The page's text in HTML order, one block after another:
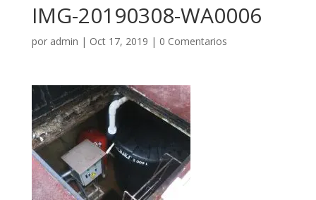
IMG-20190308-WA0006
por admin | Oct 17, 2019 | 0 Comentarios